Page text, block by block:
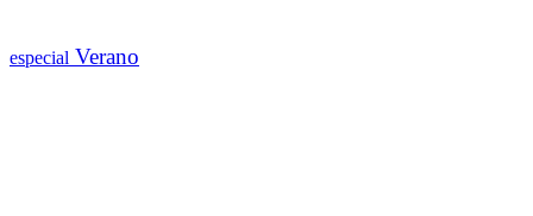
especial Verano